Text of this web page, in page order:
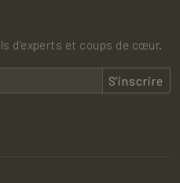
d’experts et coups de cœur.
S’inscrire